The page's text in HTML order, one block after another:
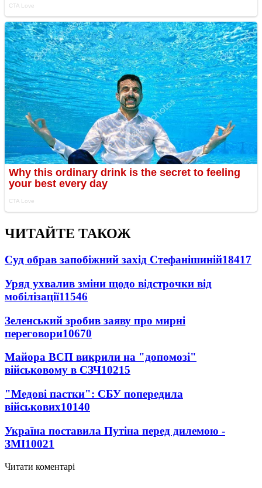
ЧИТАЙТЕ ТАКОЖ
Суд обрав запобіжний захід Стефанішиній18417
Уряд ухвалив зміни щодо відстрочки від
мобілізації11546
Зеленський зробив заяву про мирні
переговори10670
Майора ВСП викрили на "допомозі"
військовому в СЗЧ10215
"Медові пастки": СБУ попередила
військових10140
Україна поставила Путіна перед дилемою -
ЗМІ10021
Читати коментарі